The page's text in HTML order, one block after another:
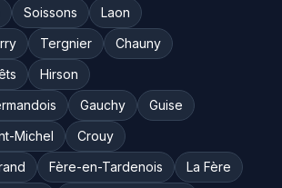
Soissons
Laon
Tergnier
Chauny
Hirson
Gauchy
Guise
Michel
Crouy
Fère-en-Tardenois
La Fère